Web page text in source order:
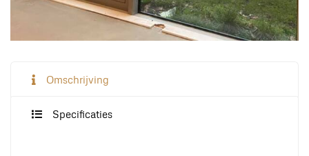
Omschrijving
Specificaties